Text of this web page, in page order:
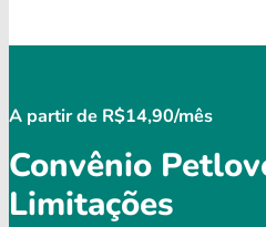
A partir de R$14,90/mês
Convênio
Limitações